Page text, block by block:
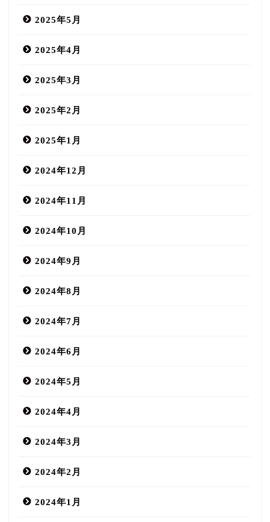
2025年5月
2025年4月
2025年3月
2025年2月
2025年1月
2024年12月
2024年11月
2024年10月
2024年9月
2024年8月
2024年7月
2024年6月
2024年5月
2024年4月
2024年3月
2024年2月
2024年1月